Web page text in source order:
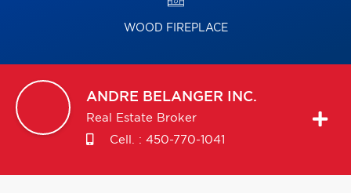
WOOD FIREPLACE
ANDRE BELANGER INC.
Real Estate Broker
Cell. : 450-770-1041